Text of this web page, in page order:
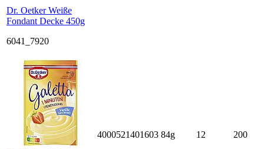
Dr. Oetker Weiße
Fondant Decke 450g
6041_7920
4000521401603 84g 12 200